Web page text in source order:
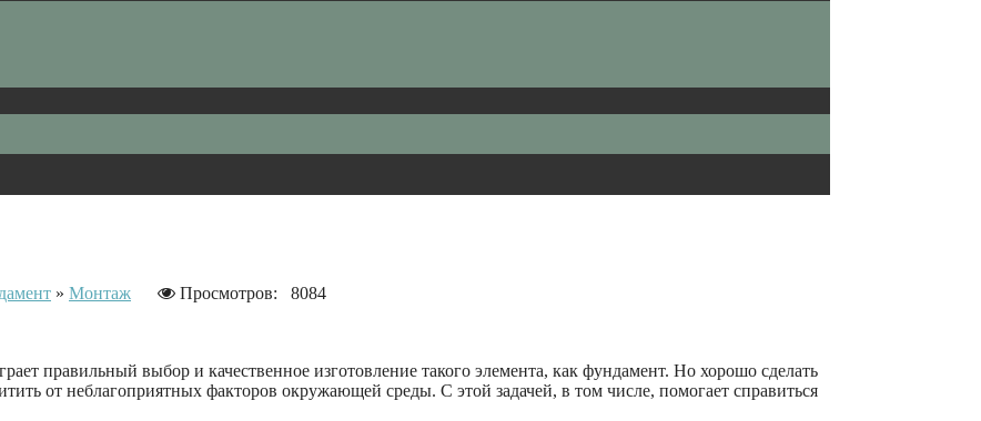
» Монтаж Просмотров: 8084
правильный выбор и качественное изготовление такого элемента, как фундамент. Но хорошо сделать
от неблагоприятных факторов окружающей среды. С этой задачей, в том числе, помогает справиться